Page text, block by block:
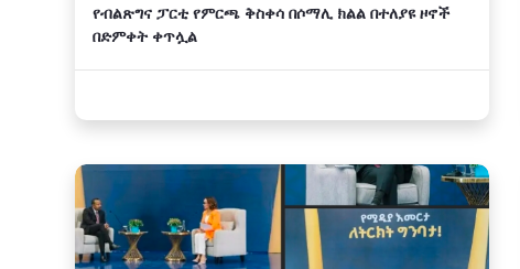
የብልጽግና ፓርቲ የምርጫ ቅስቀሳ በሶማሊ ክልል በተለያዩ ዞኖች
በድምቀት ቀጥሏል